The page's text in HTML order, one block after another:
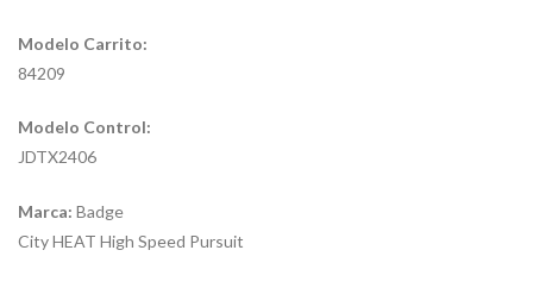
Modelo Carrito:
84209
Modelo Control:
JDTX2406
Marca: Badge
City HEAT High Speed Pursuit